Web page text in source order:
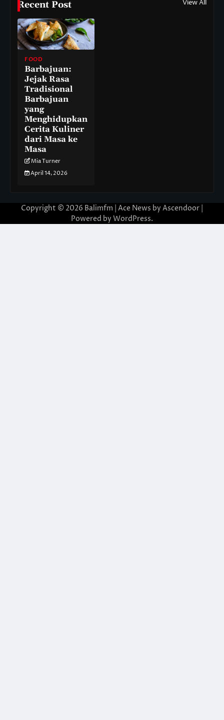
Recent Post View All
FOOD
Barbajuan:
Jejak Rasa
Tradisional
Barbajuan
yang
Menghidupkan
Cerita Kuliner
dari Masa ke
Masa
Mia Turner
April 14, 2026
Copyright © 2026 Balimfm | Ace News by Ascendoor
Powered by WordPress.